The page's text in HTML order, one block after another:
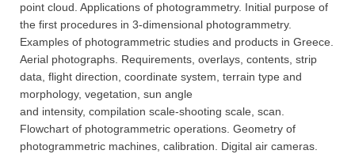
point cloud. Applications of photogrammetry. Initial purpose of
the first procedures in 3-dimensional photogrammetry.
Examples of photogrammetric studies and products in Greece.
Aerial photographs. Requirements, overlays, contents, strip
data, flight direction, coordinate system, terrain type and
morphology, vegetation, sun angle
and intensity, compilation scale-shooting scale, scan.
Flowchart of photogrammetric operations. Geometry of
photogrammetric machines, calibration. Digital air cameras.